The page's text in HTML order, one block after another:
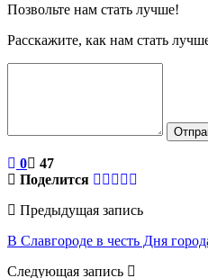
Позвольте нам стать лучше!
Расскажите, как нам стать
0
47
Поделится
Предыдущая запись
В Славгороде в честь Дня
Следующая запись